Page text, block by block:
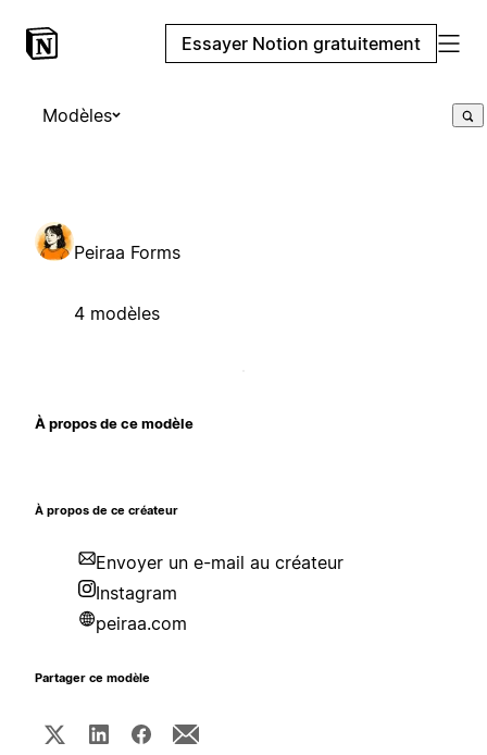
Essayer Notion gratuitement
Modèles
Peiraa Forms
4 modèles
À propos de ce modèle
À propos de ce créateur
Envoyer un e-mail au créateur
Instagram
peiraa.com
Partager ce modèle